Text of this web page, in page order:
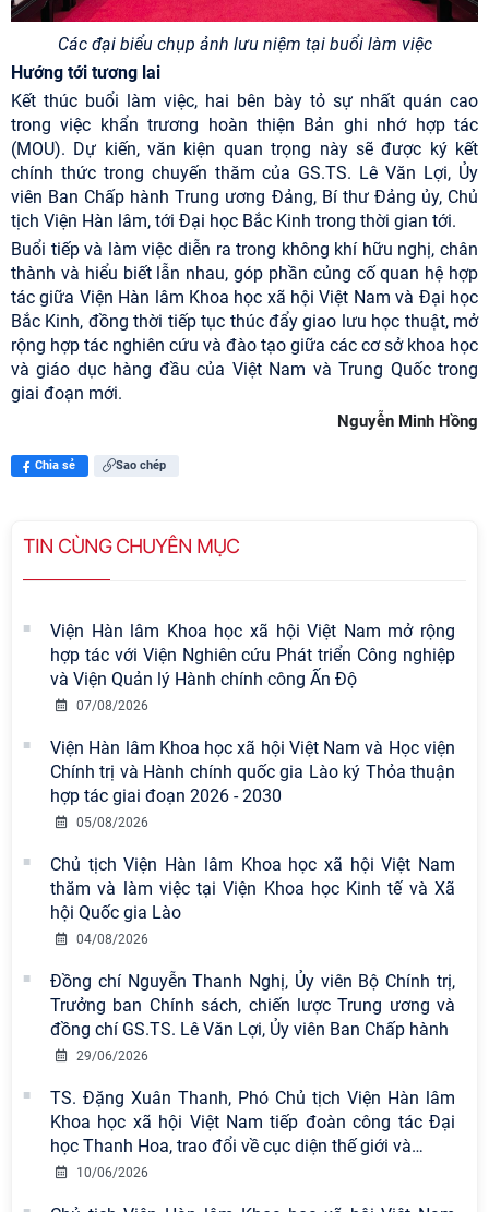
Các đại biểu chụp ảnh lưu niệm tại buổi làm việc
Hướng tới tương lai
Kết thúc buổi làm việc, hai bên bày tỏ sự nhất quán cao
trong việc khẩn trương hoàn thiện Bản ghi nhớ hợp tác
(MOU). Dự kiến, văn kiện quan trọng này sẽ được ký kết
chính thức trong chuyến thăm của GS.TS. Lê Văn Lợi, Ủy
viên Ban Chấp hành Trung ương Đảng, Bí thư Đảng ủy, Chủ
tịch Viện Hàn lâm, tới Đại học Bắc Kinh trong thời gian tới.
Buổi tiếp và làm việc diễn ra trong không khí hữu nghị, chân
thành và hiểu biết lẫn nhau, góp phần củng cố quan hệ hợp
tác giữa Viện Hàn lâm Khoa học xã hội Việt Nam và Đại học
Bắc Kinh, đồng thời tiếp tục thúc đẩy giao lưu học thuật, mở
rộng hợp tác nghiên cứu và đào tạo giữa các cơ sở khoa học
và giáo dục hàng đầu của Việt Nam và Trung Quốc trong
giai đoạn mới.
Nguyễn Minh Hồng
Chia sẻ Sao chép
TIN CÙNG CHUYÊN MỤC
Viện Hàn lâm Khoa học xã hội Việt Nam mở rộng
hợp tác với Viện Nghiên cứu Phát triển Công nghiệp
và Viện Quản lý Hành chính công Ấn Độ
07/08/2026
Viện Hàn lâm Khoa học xã hội Việt Nam và Học viện
Chính trị và Hành chính quốc gia Lào ký Thỏa thuận
hợp tác giai đoạn 2026 - 2030
05/08/2026
Chủ tịch Viện Hàn lâm Khoa học xã hội Việt Nam
thăm và làm việc tại Viện Khoa học Kinh tế và Xã
hội Quốc gia Lào
04/08/2026
Đồng chí Nguyễn Thanh Nghị, Ủy viên Bộ Chính trị,
Trưởng ban Chính sách, chiến lược Trung ương và
đồng chí GS.TS. Lê Văn Lợi, Ủy viên Ban Chấp hành
29/06/2026
TS. Đặng Xuân Thanh, Phó Chủ tịch Viện Hàn lâm
Khoa học xã hội Việt Nam tiếp đoàn công tác Đại
học Thanh Hoa, trao đổi về cục diện thế giới và…
10/06/2026
Nam có 02 tác phẩm đạt giải khuyến
khích tại Cuộc thi chính luận bảo vệ
nền tảng tư tưởng của Đảng năm
2026
Chi bộ Viện Sử học tổ chức Tọa đàm
chuyên đề: Đẩy mạnh học tập, thực
hành tư tưởng, đạo đức, phương
pháp, phong cách Hồ Chí Minh trong